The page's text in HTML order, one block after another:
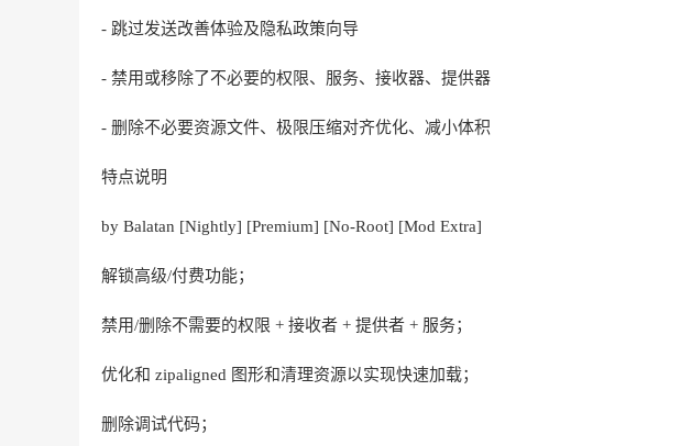
- 跳过发送改善体验及隐私政策向导
- 禁用或移除了不必要的权限、服务、接收器、提供器
- 删除不必要资源文件、极限压缩对齐优化、减小体积
特点说明
by Balatan [Nightly] [Premium] [No-Root] [Mod Extra]
解锁高级/付费功能；
禁用/删除不需要的权限 + 接收者 + 提供者 + 服务；
优化和 zipaligned 图形和清理资源以实现快速加载；
删除调试代码；